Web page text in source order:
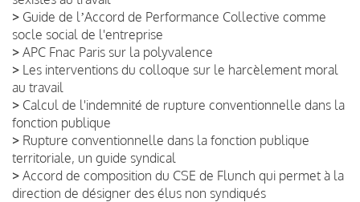
> Guide de lʼAccord de Performance Collective comme
socle social de l'entreprise
> APC Fnac Paris sur la polyvalence
> Les interventions du colloque sur le harcèlement moral
au travail
> Calcul de l'indemnité de rupture conventionnelle dans la
fonction publique
> Rupture conventionnelle dans la fonction publique
territoriale, un guide syndical
> Accord de composition du CSE de Flunch qui permet à la
direction de désigner des élus non syndiqués